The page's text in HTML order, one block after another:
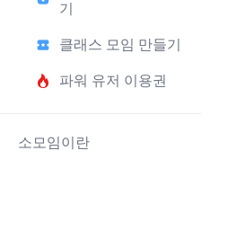
기
클래스 모임 만들기
파워 유저 이용권
소모임이란